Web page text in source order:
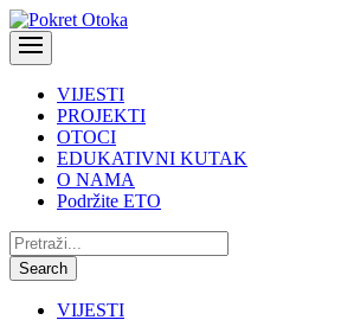
VIJESTI
PROJEKTI
OTOCI
EDUKATIVNI KUTAK
O NAMA
Podržite ETO
Pretraži:
Search
VIJESTI